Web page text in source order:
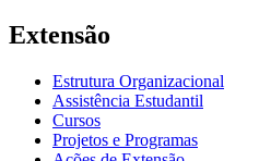
Extensão
Estrutura Organizacional
Assistência Estudantil
Cursos
Projetos e Programas